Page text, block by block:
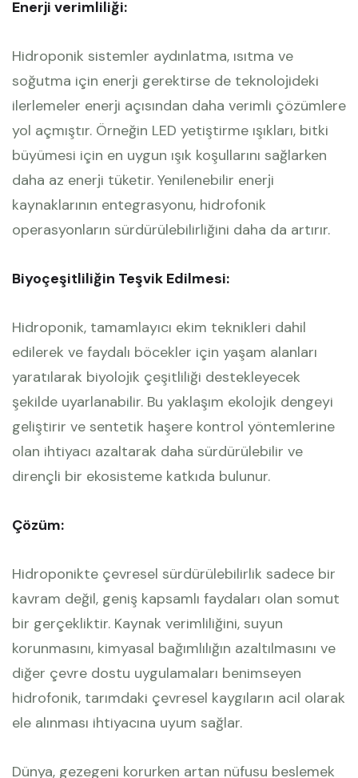
Enerji verimliliği:
Hidroponik sistemler aydınlatma, ısıtma ve
soğutma için enerji gerektirse de teknolojideki
ilerlemeler enerji açısından daha verimli çözümlere
yol açmıştır. Örneğin LED yetiştirme ışıkları, bitki
büyümesi için en uygun ışık koşullarını sağlarken
daha az enerji tüketir. Yenilenebilir enerji
kaynaklarının entegrasyonu, hidrofonik
operasyonların sürdürülebilirliğini daha da artırır.
Biyoçeşitliliğin Teşvik Edilmesi:
Hidroponik, tamamlayıcı ekim teknikleri dahil
edilerek ve faydalı böcekler için yaşam alanları
yaratılarak biyolojik çeşitliliği destekleyecek
şekilde uyarlanabilir. Bu yaklaşım ekolojik dengeyi
geliştirir ve sentetik haşere kontrol yöntemlerine
olan ihtiyacı azaltarak daha sürdürülebilir ve
dirençli bir ekosisteme katkıda bulunur.
Çözüm:
Hidroponikte çevresel sürdürülebilirlik sadece bir
kavram değil, geniş kapsamlı faydaları olan somut
bir gerçekliktir. Kaynak verimliliğini, suyun
korunmasını, kimyasal bağımlılığın azaltılmasını ve
diğer çevre dostu uygulamaları benimseyen
hidrofonik, tarımdaki çevresel kaygıların acil olarak
ele alınması ihtiyacına uyum sağlar.
Dünya, gezegeni korurken artan nüfusu beslemek